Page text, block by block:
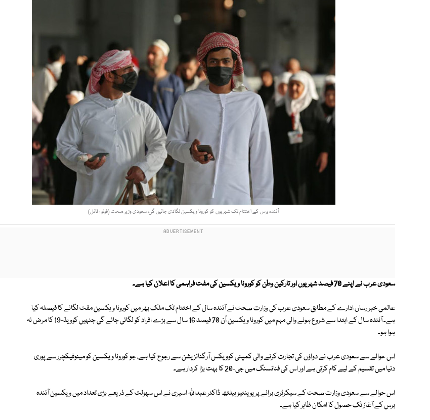
آئندہ برس کے اختتام تک شہریوں کو کورونا ویکسین لگادی جائیں گی، سعودی وزیر صحت (فوٹو : فائل)
سعودی عرب نے اپنے 70 فیصد شہریوں اور تارکین وطن کو کورونا ویکسین کی مفت فراہمی کا اعلان کیا ہے۔
عالمی خبر رساں ادارے کے مطابق سعودی عرب کی وزارت صحت نے آئندہ سال کے اختتام تک ملک بھر میں کورونا ویکسین مفت لگانے کا فیصلہ کیا
ہے۔ آئندہ سال کے ابتدا سے شروع ہونے والی مہم میں کورونا ویکسین اُن 70 فیصد 16 سال سے بڑے افراد کو لگائی جائے گی جنہیں کوویڈ-19 کا مرض نہ
ہوا ہو۔
اس حوالے سے سعودی عرب نے دواؤں کی تجارت کرنے والی کمپنی کوویکس آرگنائزیشن سے رجوع کیا ہے، جو کورونا ویکسین کو مینوفیکچرر سے پوری
دنیا میں تقسیم کے لیے کام کرتی ہے اور اس کی فنانسنگ میں جی-20 کا بہت بڑا کردار ہے۔
اس حوالے سے سعودی وزارت صحت کے سیکرٹری برائے پریوینٹیو ہیلتھ ڈاکٹر عبداللہ اسیری نے اس سہولت کے ذریعے بڑی تعداد میں ویکسین آئندہ
برس کے آغاز تک حصول کا امکان ظاہر کیا ہے۔